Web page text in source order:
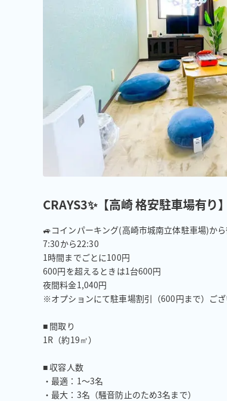
CRAYS3✨【高崎 格安駐車場有
🚙コインパーキング(高崎市城南立体駐車場)か
7:30から22:30
1時間までごとに100円
600円を超えるときは1台600円
夜間料金1,040円
※オプションにて駐車場割引（600円まで）ござ
■ 間取り
1R（約19㎡）
■ 収容人数
・最適：1～3名
・最大：3名（騒音防止のため3名まで）